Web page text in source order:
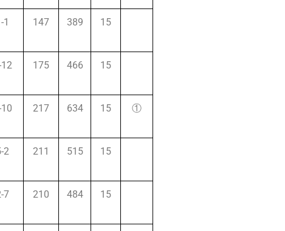
1 147 389 15
175 466 15
217 634 15 ①
2 211 515 15
7 210 484 15